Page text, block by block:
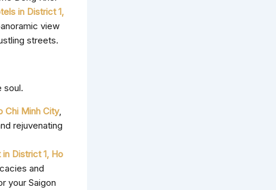
in District 1,
view
streets.
soul.
Chi Minh City,
rejuvenating
District 1, Ho
and
your Saigon